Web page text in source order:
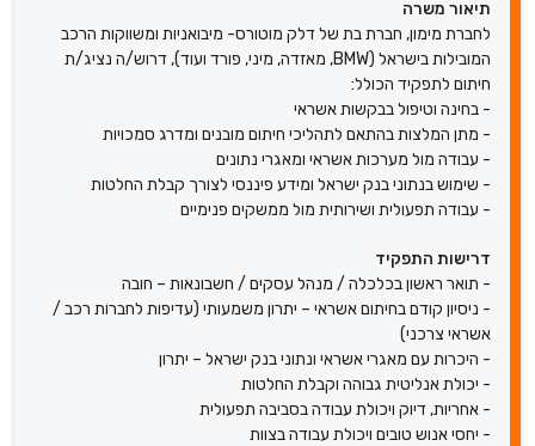
תיאור משרה
לחברת מימון, חברת בת של דלק מוטורס- מיבואניות ומשווקות הרכב
המובילות בישראל (BMW, מאזדה, מיני, פורד ועוד), דרוש/ה נציג/ת
חיתום לתפקיד הכולל:
- בחינה וטיפול בבקשות אשראי
- מתן המלצות בהתאם לתהליכי חיתום מובנים ומדרג סמכויות
- עבודה מול מערכות אשראי ומאגרי נתונים
- שימוש בנתוני בנק ישראל ומידע פיננסי לצורך קבלת החלטות
- עבודה תפעולית ושירותית מול ממשקים פנימיים
דרישות התפקיד
- תואר ראשון בכלכלה / מנהל עסקים / חשבונאות – חובה
- ניסיון קודם בחיתום אשראי – יתרון משמעותי (עדיפות לחברות רכב /
אשראי צרכני)
- היכרות עם מאגרי אשראי ונתוני בנק ישראל – יתרון
- יכולת אנליטית גבוהה וקבלת החלטות
- אחריות, דיוק ויכולת עבודה בסביבה תפעולית
- יחסי אנוש טובים ויכולת עבודה בצוות